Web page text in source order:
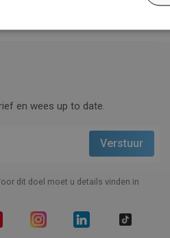
en wees up to date.
dit doel moet u details vinden in